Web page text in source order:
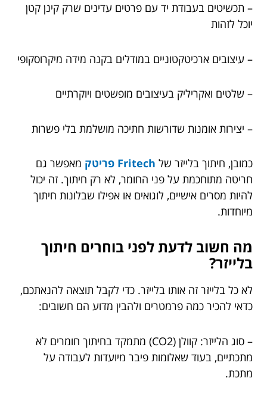
– תכשיטים בעבודת יד עם פרטים עדינים שרק קינן קטן
יוכל לזהות
– עיצובים ארכיטקטוניים במודלים בקנה מידה מיקרוסקופי
– שלטים ואקריליק בעיצובים מופשטים ויוקרתיים
– יצירות אומנות שדורשות חתיכה מושלמת בלי פשרות
כמובן, חיתוך בלייזר של Fritech פריטק
מאפשר גם
חריטה מתוחכמת על פני החומר, לא רק חיתוך. זה יכול
להיות מסרים אישיים, לוגואים או אפילו שבלונות חיתוך
מיוחדות.
מה חשוב לדעת לפני בוחרים חיתוך
בלייזר?
לא כל בלייזר זה אותו בלייזר. כדי לקבל תוצאה להנאתכם,
כדאי להכיר כמה פרמטרים ולהבין מדוע הם חשובים:
– סוג הלייזר: קוולן (CO2) מתמקד בחיתוך חומרים לא
מתכתיים, בעוד שאלומות פיבר מיועדות לעבודה על
מתכת.